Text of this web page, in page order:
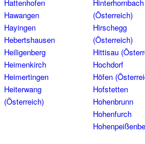
Hattenhofen
Hawangen
Hayingen
Hebertshausen
Heiligenberg
Heimenkirch
Heimertingen
Heiterwang
(Österreich)
Hinterhornbach
(Österreich)
Hirschegg
(Österreich)
Hittisau
Hochdorf
Höfen
Hofstetten
Hohenbrunn
Hohenfurch